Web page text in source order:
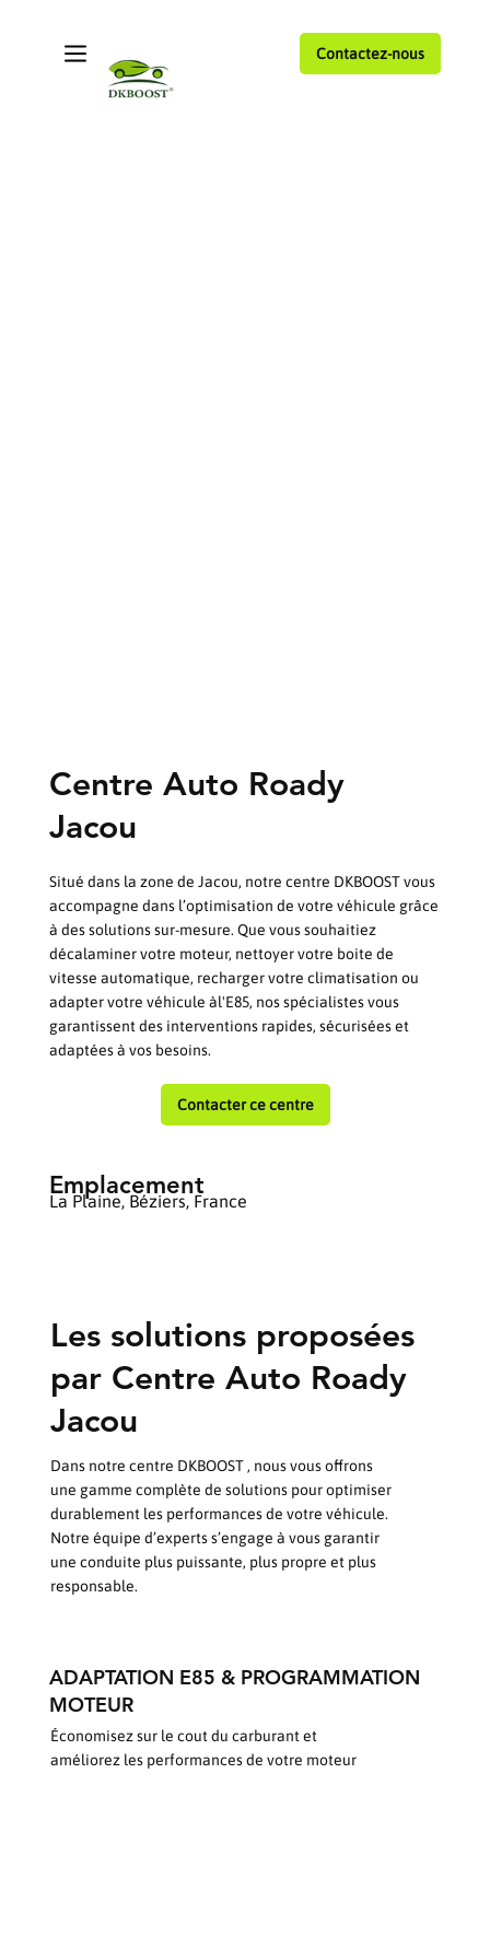
Contactez-nous
Centre Auto Roady
Jacou
Situé dans la zone de Jacou, notre centre DKBOOST vous
accompagne dans l’optimisation de votre véhicule grâce
à des solutions sur-mesure. Que vous souhaitiez
décalaminer votre moteur, nettoyer votre boite de
vitesse automatique, recharger votre climatisation ou
adapter votre véhicule àl'E85, nos spécialistes vous
garantissent des interventions rapides, sécurisées et
adaptées à vos besoins.
Contacter ce centre
Emplacement
La Plaine, Béziers, France
Les solutions proposées
par Centre Auto Roady
Jacou
Dans notre centre DKBOOST , nous vous offrons
une gamme complète de solutions pour optimiser
durablement les performances de votre véhicule.
Notre équipe d’experts s’engage à vous garantir
une conduite plus puissante, plus propre et plus
responsable.
ADAPTATION E85 & PROGRAMMATION
MOTEUR
Économisez sur le cout du carburant et
améliorez les performances de votre moteur